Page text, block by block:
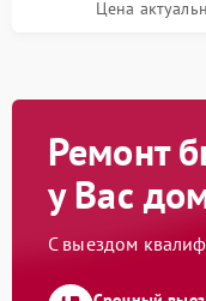
Цена
Ремонт
у Вас
С выездом